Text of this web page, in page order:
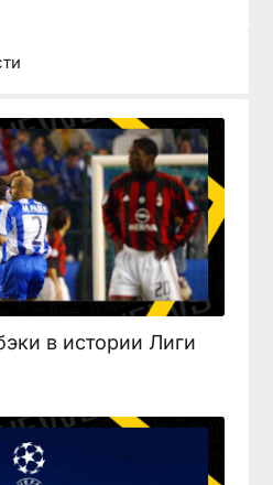
в истории Лиги